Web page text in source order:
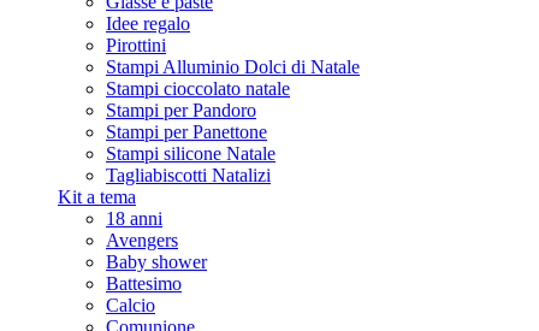
Idee regalo
Pirottini
Stampi Alluminio Dolci di Natale
Stampi cioccolato natale
Stampi per Pandoro
Stampi per Panettone
Stampi silicone Natale
Tagliabiscotti Natalizi
Kit a tema
18 anni
Avengers
Baby shower
Battesimo
Calcio
Comunione